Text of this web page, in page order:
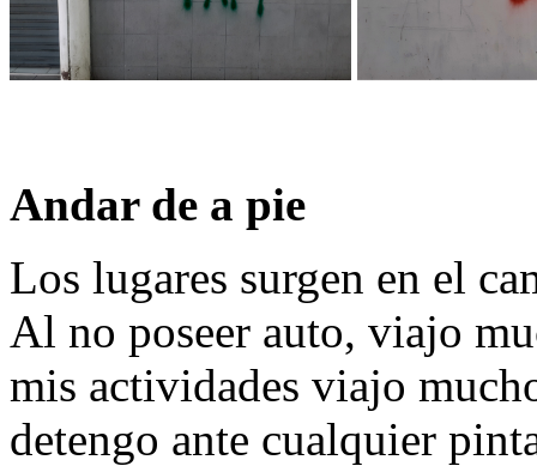
Andar de a pie
Los lugares surgen en el
Al no poseer auto, viajo
mis actividades viajo
detengo ante cualquier